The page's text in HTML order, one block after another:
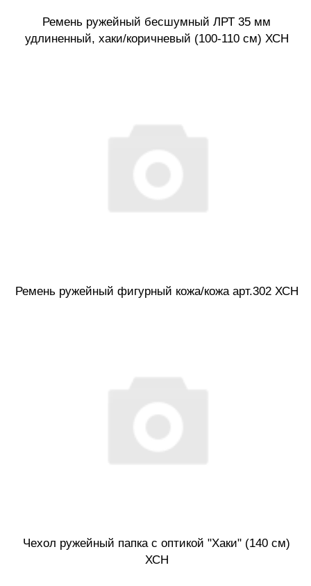
Ремень ружейный бесшумный ЛРТ 35 мм
удлиненный, хаки/коричневый (100-110 см) ХСН
Ремень ружейный фигурный кожа/кожа арт.302 ХСН
Чехол ружейный папка с оптикой "Хаки" (140 см)
ХСН